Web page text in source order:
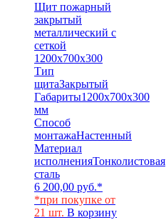
Щит пожарный
закрытый
металлический с
сеткой
1200x700x300
Тип
щитаЗакрытый
Габариты1200x700x300
мм
Способ
монтажаНастенный
Материал
исполненияТонколистовая
сталь
6 200,00 руб.*
*при покупке от
21 шт. В корзину